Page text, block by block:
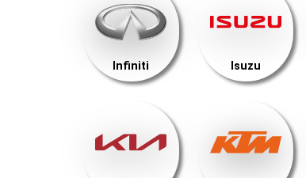
Infiniti Isuzu